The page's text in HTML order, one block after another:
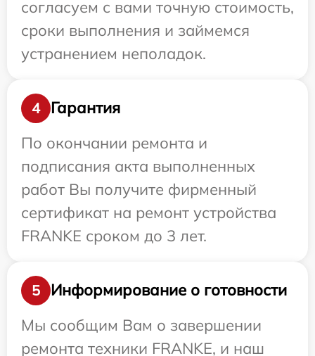
согласуем с вами точную стоимость,
сроки выполнения и займемся
устранением неполадок.
4
Гарантия
По окончании ремонта и
подписания акта выполненных
работ Вы получите фирменный
сертификат на ремонт устройства
FRANKE сроком до 3 лет.
5
Информирование о готовности
Мы сообщим Вам о завершении
ремонта техники FRANKE, и наш